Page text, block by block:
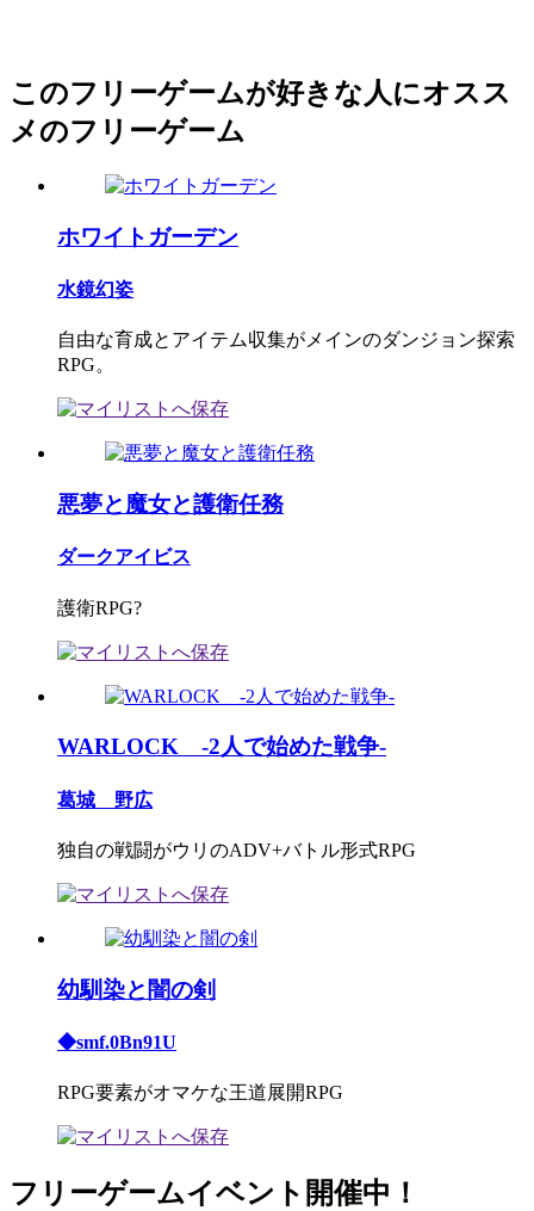
このフリーゲームが好きな人にオスス
メのフリーゲーム
ホワイトガーデン
水鏡幻姿
自由な育成とアイテム収集がメインのダンジョン探索
RPG。
悪夢と魔女と護衛任務
ダークアイビス
護衛RPG?
WARLOCK ‐2人で始めた戦争‐
葛城 野広
独自の戦闘がウリのADV+バトル形式RPG
幼馴染と闇の剣
◆smf.0Bn91U
RPG要素がオマケな王道展開RPG
フリーゲームイベント開催中！